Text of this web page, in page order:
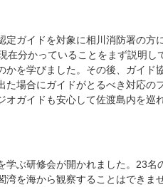
ガイドを対象に相川消防署の方
在分かっていることをまず説明し
かを学びました。その後、ガイド
た場合にガイドがとるべき対応の
オガイドも安心して佐渡島内を巡
学ぶ研修会が開かれました。23名
湾を海から観察することはできま